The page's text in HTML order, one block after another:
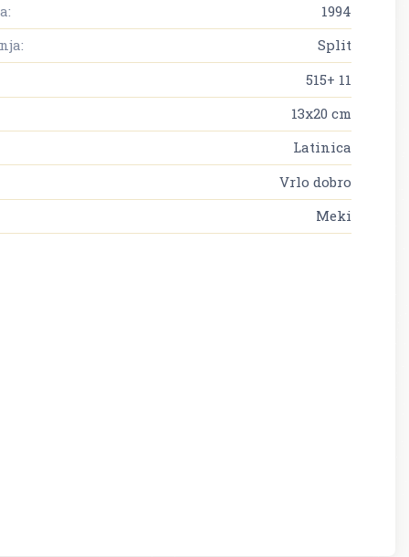
1994
Split
515+ 11
13x20 cm
Latinica
Vrlo dobro
Meki